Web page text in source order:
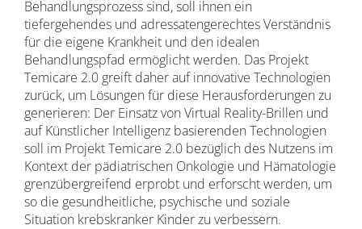
Behandlungsprozess sind, soll ihnen ein
tiefergehendes und adressatengerechtes Verständnis
für die eigene Krankheit und den idealen
Behandlungspfad ermöglicht werden. Das Projekt
Temicare 2.0 greift daher auf innovative Technologien
zurück, um Lösungen für diese Herausforderungen zu
generieren: Der Einsatz von Virtual Reality-Brillen und
auf Künstlicher Intelligenz basierenden Technologien
soll im Projekt Temicare 2.0 bezüglich des Nutzens im
Kontext der pädiatrischen Onkologie und Hämatologie
grenzübergreifend erprobt und erforscht werden, um
so die gesundheitliche, psychische und soziale
Situation krebskranker Kinder zu verbessern.